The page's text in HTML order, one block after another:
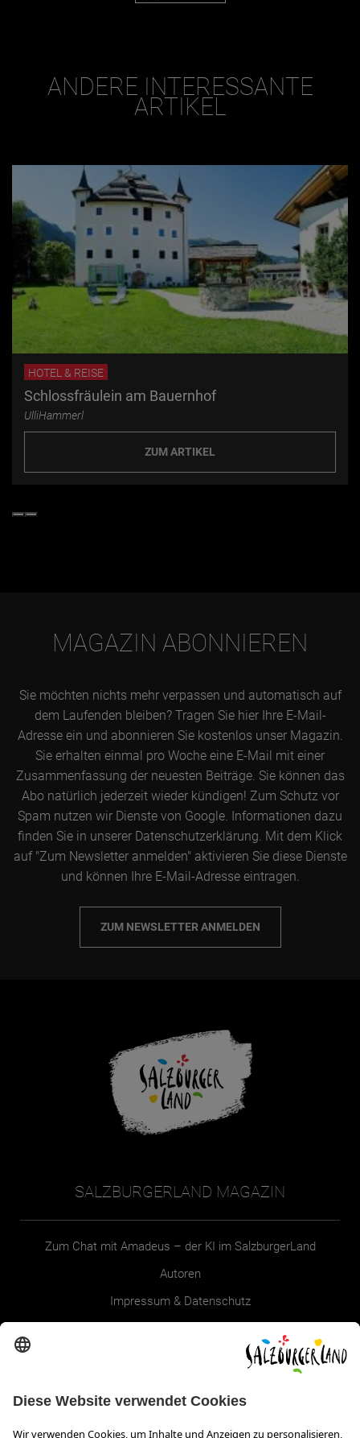
ANDERE INTERESSANTE
ARTIKEL
HOTEL & REISE
Schlossfräulein am Bauernhof
UlliHammerl
ZUM ARTIKEL
MAGAZIN ABONNIEREN
Sie möchten nichts mehr verpassen und automatisch auf
dem Laufenden bleiben? Tragen Sie hier Ihre E-Mail-
Adresse ein und abonnieren Sie kostenlos unser Magazin.
Sie erhalten einmal pro Woche eine E-Mail mit einer
Zusammenfassung der neuesten Beiträge. Sie können das
Abo natürlich jederzeit wieder kündigen! Zum Schutz vor
Spam nutzen wir Dienste von Google. Informationen dazu
finden Sie in unserer Datenschutzerklärung. Mit dem Klick
auf "Zum Newsletter anmelden" aktivieren Sie diese Dienste
und können Ihre E-Mail-Adresse eintragen.
ZUM NEWSLETTER ANMELDEN
SALZBURGERLAND MAGAZIN
Zum Chat mit Amadeus – der KI im SalzburgerLand
Autoren
Impressum & Datenschutz
SALZBURGERLAND